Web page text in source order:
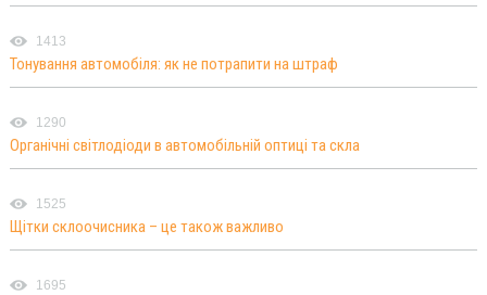
1413
Тонування автомобіля: як не потрапити на штраф
1290
Органічні світлодіоди в автомобільній оптиці та скла
1525
Щітки склоочисника – це також важливо
1695